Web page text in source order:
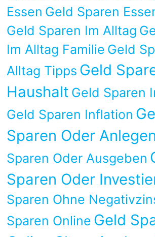
Essen Geld Sparen
Geld Sparen Im Alltag
Im Alltag Familie Geld
Alltag Tipps Geld
Haushalt Geld Sparen
Geld Sparen Inflation
Sparen Oder Anlegen
Sparen Oder Ausgeben
Sparen Oder
Sparen Ohne
Sparen Online Geld